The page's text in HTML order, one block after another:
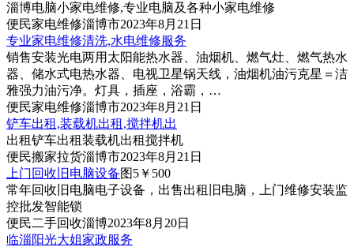
淄博电脑小家电维修,专业电脑及各种小家电维修
便民家电维修淄博市2023年8月21日
专业家电维修清洗,水电维修服务
销售安装光电两用太阳能热水器、油烟机、燃气灶、燃气热水
器、储水式电热水器、电视卫星锅天线，油烟机油污克星＝洁
雅强力油污净。灯具，插座，浴霸，…
便民家电维修淄博市2023年8月21日
铲车出租,装载机出租,搅拌机出
出租铲车出租装载机出租搅拌机
便民搬家拉货淄博市2023年8月21日
上门回收旧电脑设备图5 ￥500
常年回收旧电脑电子设备，出售出租旧电脑，上门维修安装监
控批发智能锁
便民二手回收淄博2023年8月20日
临淄阳光大姐家政服务